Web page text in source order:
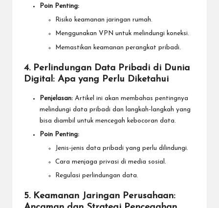
Poin Penting:
Risiko keamanan jaringan rumah.
Menggunakan VPN untuk melindungi koneksi.
Memastikan keamanan perangkat pribadi.
4. Perlindungan Data Pribadi di Dunia
Digital: Apa yang Perlu Diketahui
Penjelasan: Artikel ini akan membahas pentingnya
melindungi data pribadi dan langkah-langkah yang
bisa diambil untuk mencegah kebocoran data.
Poin Penting:
Jenis-jenis data pribadi yang perlu dilindungi.
Cara menjaga privasi di media sosial.
Regulasi perlindungan data.
5. Keamanan Jaringan Perusahaan: